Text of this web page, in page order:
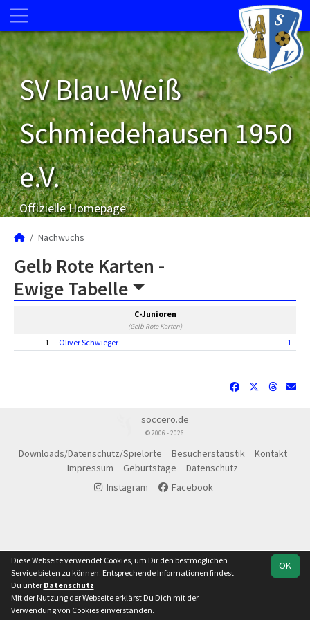
SV Blau-Weiß
Schmiedehausen 1950
e.V.
Offizielle Homepage
Nachwuchs
Gelb Rote Karten -
Ewige Tabelle
C-Junioren
(Gelb Rote Karten)
1 Oliver Schwieger 1
soccero.de
© 2006 - 2026
Downloads/Datenschutz/Spielorte Besucherstatistik
Kontakt
Impressum
Geburtstage
Datenschutz
Instagram
Facebook
OK
Diese Webseite verwendet Cookies, um Dir den bestmöglichen
Service bieten zu können. Entsprechende Informationen findest
Du unter Datenschutz.
Mit der Nutzung der Webseite erklärst Du Dich mit der
Verwendung von Cookies einverstanden.